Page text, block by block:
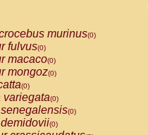
murinus(0)
fulvus(0)
macaco(0)
mongoz(0)
(0)
variegata(0)
(0)
(0)